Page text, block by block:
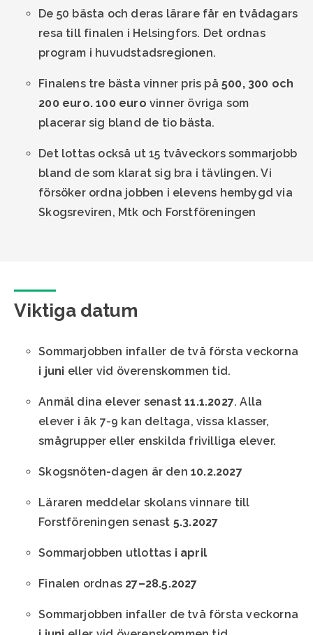
De 50 bästa och deras lärare får en tvådagars
resa till finalen i Helsingfors. Det ordnas
program i huvudstadsregionen.
Finalens tre bästa vinner pris på 500, 300 och
200 euro. 100 euro vinner övriga som
placerar sig bland de tio bästa.
Det lottas också ut 15 tvåveckors sommarjobb
bland de som klarat sig bra i tävlingen. Vi
försöker ordna jobben i elevens hembygd via
Skogsreviren, Mtk och Forstföreningen
Viktiga datum
Sommarjobben infaller de två första veckorna
i juni eller vid överenskommen tid.
Anmäl dina elever senast11.1.2027. Alla
elever i åk 7-9 kan deltaga, vissa klasser,
smågrupper eller enskilda frivilliga elever.
Skogsnöten-dagen är den 10.2.2027
Läraren meddelar skolans vinnare till
Forstföreningen senast 5.3.2027
Sommarjobben utlottas i april
Finalen ordnas 27–28.5.2027
Sommarjobben infaller de två första veckorna